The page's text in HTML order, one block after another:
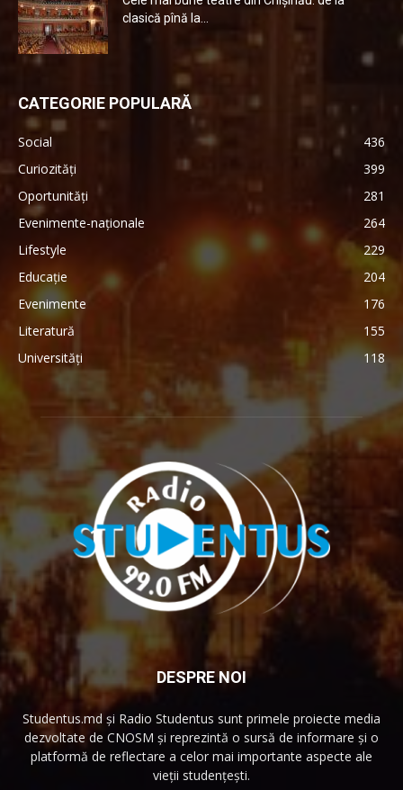
clasică pînă la...
CATEGORIE POPULARĂ
Social
436
Curiozități
399
Oportunități
281
Evenimente-naționale
264
Lifestyle
229
Educație
204
Evenimente
176
Literatură
155
Universități
118
DESPRE NOI
Studentus.md și Radio Studentus sunt primele proiecte media
dezvoltate de CNOSM și reprezintă o sursă de informare și o
platformă de reflectare a celor mai importante aspecte ale
vieții studențești.